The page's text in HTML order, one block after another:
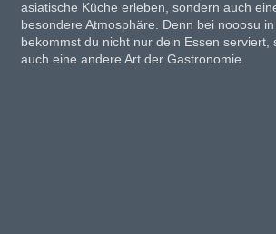
asiatische Küche erleben, sondern auch
besondere Atmosphäre. Denn bei nooosu
bekommst du nicht nur dein Essen serviert,
auch eine andere Art der Gastronomie.